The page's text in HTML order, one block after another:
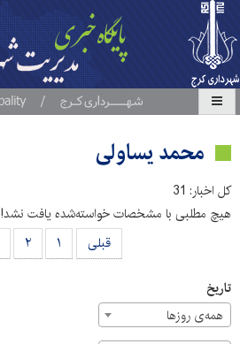
محمد یساولی
کل اخبار: 31
هیچ مطلبی با مشخصات خواسته‌شده یافت نشد!
قبلی
۱ ۲
تاریخ
همه‌ی روزها